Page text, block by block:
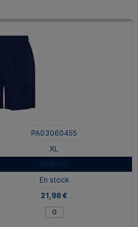
PA03060455
XL
MARINO
En stock
21,98 €